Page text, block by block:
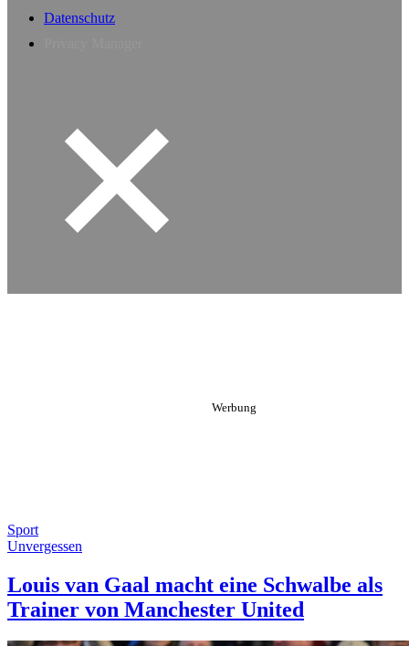
Datenschutz
Sport
Unvergessen
Louis van Gaal macht eine Schwalbe als
Trainer von Manchester United